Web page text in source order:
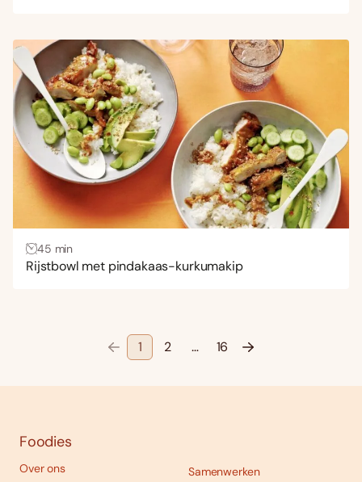
45 min
Rijstbowl met pindakaas-kurkumakip
1 2 … 16
Foodies
Over ons
Samenwerken